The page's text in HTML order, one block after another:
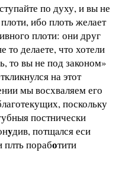
по духу, и вы не
ибо плоть желает
плоти: они друг
то делаете, что хотели
то вы не под законом»
на этот
мы восхваляем его
поскольку
постнически
yдив, потщaлся еси
поработити